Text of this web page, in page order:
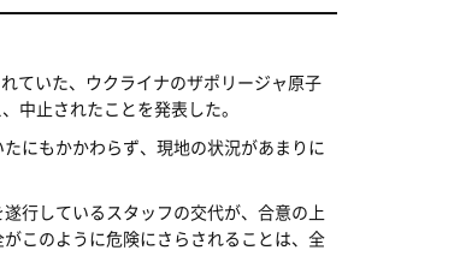
ていた、ウクライナのザポリージャ原子
中止されたことを発表した。
にもかかわらず、現地の状況があまりに
行しているスタッフの交代が、合意の上
このように危険にさらされることは、全